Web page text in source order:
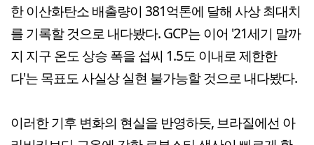
한 이산화탄소 배출량이 381억톤에 달해 사상 최대치
를 기록할 것으로 내다봤다. GCP는 이어 '21세기 말까
지 지구 온도 상승 폭을 섭씨 1.5도 이내로 제한한
다'는 목표도 사실상 실현 불가능할 것으로 내다봤다.
이러한 기후 변화의 현실을 반영하듯, 브라질에선 아